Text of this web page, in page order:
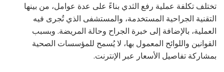
تختلف تكلفة عملية رفع الثدي بناءً على عدة عوامل، من بينها
التقنية الجراحية المستخدمة، والمستشفى الذي تُجرى فيه
العملية، بالإضافة إلى خبرة الجراح وحالة المريضة. وبسبب
القوانين واللوائح المعمول بها، لا يُسمح للمؤسسات الصحية
بمشاركة تفاصيل الأسعار عبر الإنترنت.